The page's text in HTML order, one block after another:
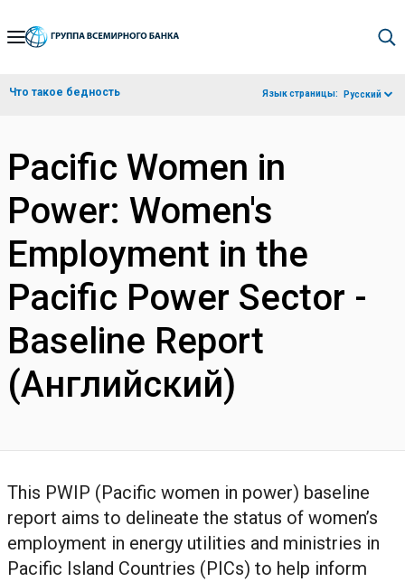
Skip
Navigation
Что такое бедность Язык страницы: Русский
Pacific Women in
Power: Women's
Employment in the
Pacific Power Sector -
Baseline Report
(Английский)
This PWIP (Pacific women in power) baseline
report aims to delineate the status of women’s
employment in energy utilities and ministries in
Pacific Island Countries (PICs) to help inform